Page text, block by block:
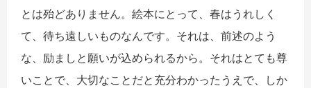
とは殆どありません。絵本にとって、春はうれしく
て、待ち遠しいものなんです。それは、前述のよう
な、励ましと願いが込められるから。それはとても尊
いことで、大切なことだと充分わかったうえで、しか